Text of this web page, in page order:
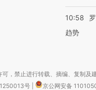
10:58
趋势
，禁止进行转载、摘编、复制及
号
京公网安备